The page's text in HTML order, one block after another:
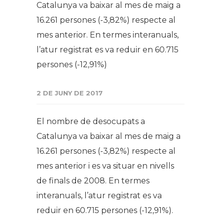
Catalunya va baixar al mes de maig a
16.261 persones (-3,82%) respecte al
mes anterior. En termes interanuals,
l’atur registrat es va reduir en 60.715
persones (-12,91%)
2 DE JUNY DE 2017
El nombre de desocupats a
Catalunya va baixar al mes de maig a
16.261 persones (-3,82%) respecte al
mes anterior i es va situar en nivells
de finals de 2008. En termes
interanuals, l’atur registrat es va
reduir en 60.715 persones (-12,91%).